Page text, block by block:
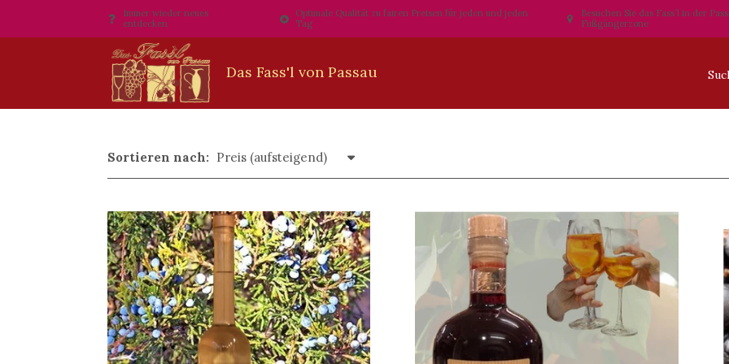
Immer wieder neues
entdecken
Optimale Qualität zu fairen Preisen für jeden und jeden
Tag
Besuchen Sie das Fass´l in der
Fußgängerzone
Sortieren nach: